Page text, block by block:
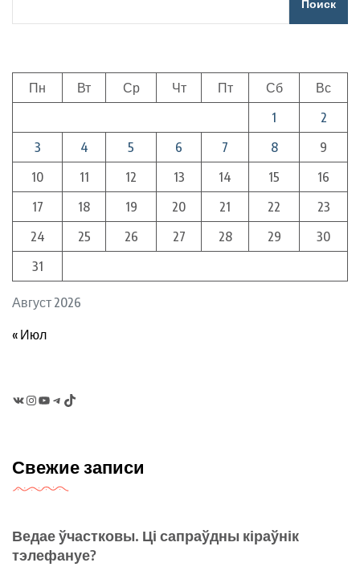
Поиск
Август 2026
Пн Вт Ср Чт Пт Сб
Вс
1
2
3
4 5 6 7 8
9
10
11 12 13 14 15
16
17
18 19 20 21 22
23
24
25 26 27 28 29
30
31
« Июл
Instagram
YouTubeTelegram
TikTok
Свежие записи
Ведае ўчастковы. Ці сапраўдны кіраўнік
тэлефануе?